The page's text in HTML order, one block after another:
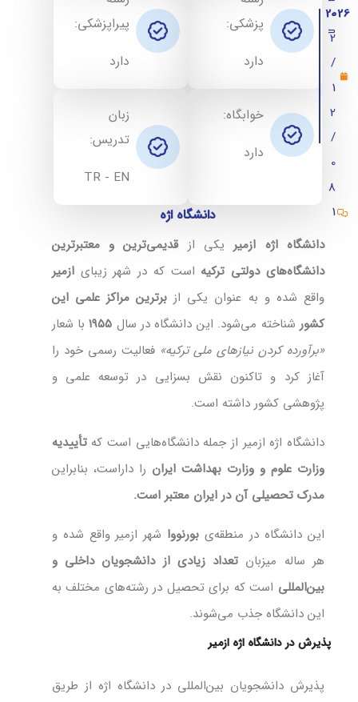
2026
0
2
/
1
2
/
0
8
1
شرایط پذیرش دانشگاه اژه
پزشکی دانشگاه اژه ازمیر
مدارک ثبت نام در دانشگاه اژه ازمیر
رشته های تحصیلی دانشگاه اژه
شهریه دانشگاه اژه ازمیر
پزشکی:
دارد
پیراپزشکی:
دارد
خوابگاه:
دارد
زبان
تدریس:
TR - EN
دانشگاه اژه
دانشگاه اژه ازمیریکی ازقدیمی‌ترین و معتبرترین
دانشگاه‌های دولتی ترکیه است که در شهر زیبایازمیر
واقع شده و به عنوان یکی از برترین مراکز علمی این
کشورشناخته می‌شود. این دانشگاه در سال ۱۹۵۵با شعار
«برآورده کردن نیازهای ملی ترکیه» فعالیت رسمی خود را
آغاز کرد و تاکنون نقش بسزایی در توسعه علمی و
پژوهشی کشور داشته است.
دانشگاه اژه ازمیر از جمله دانشگاه‌هایی است کهتأییدیه
وزارت علوم و وزارت بهداشت ایران را داراست، بنابراین
مدرک تحصیلی آن در ایران معتبر است.
این دانشگاه در منطقه‌ی بورنووا شهر ازمیر واقع شده و
هر ساله میزبان تعداد زیادی از دانشجویان داخلی و
بین‌المللی است که برای تحصیل در رشته‌های مختلف به
این دانشگاه جذب می‌شوند.
پذیرش در دانشگاه اژه ازمیر
پذیرش دانشجویان بین‌المللی در دانشگاه اژه از طریق